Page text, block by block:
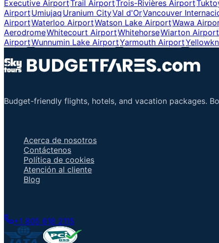
Executive AirportTrail AirportTrois-Rivières Airport
AirportUmiujaqUranium CityVal d'OrVancouver
AirportWaterloo AirportWatson Lake AirportWawa
AerodromeWhitecourt AirportWhitehorseWiarton Airport
AirportWunnumin Lake AirportYarmouth Airport
Budget-friendly flights, hotels, and vacation packages.
Acerca de nosotros
Contáctenos
Política de cookies
Atención al cliente
Blog
+1 805 618 2115